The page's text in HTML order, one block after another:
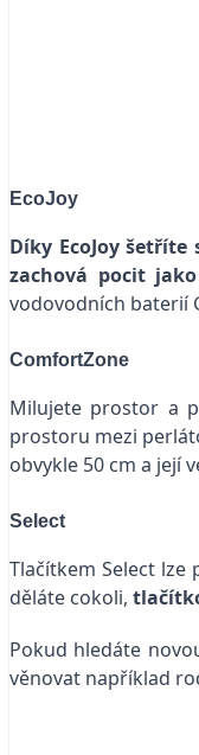
EcoJoy
Díky EcoJoy
zachová pocit
vodovodních baterií
ComfortZone
Milujete prostor a
prostoru mezi
obvykle 50 cm a její
Select
Tlačítkem Select
děláte cokoli,
Pokud hledáte
věnovat například